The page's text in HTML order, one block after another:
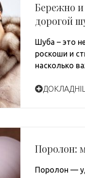
Бережно и
дорогой
Шуба – это
роскоши и
насколько
Поролон:
Поролон —